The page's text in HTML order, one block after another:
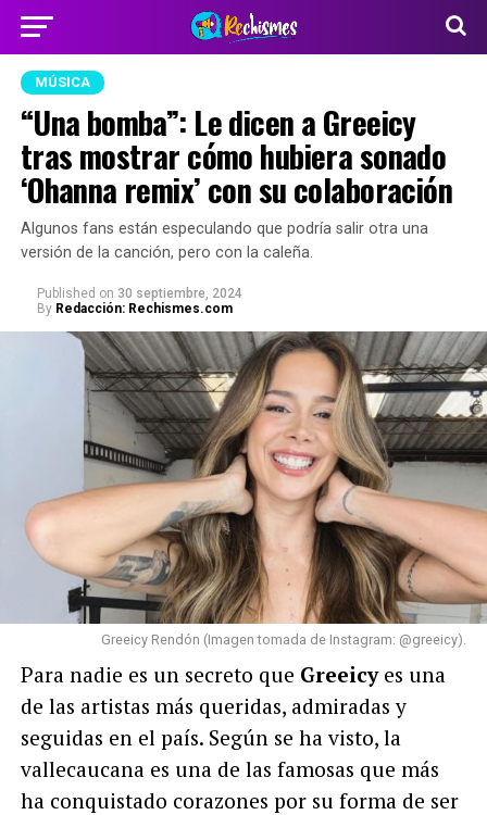
MÚSICA
“Una bomba”: Le dicen a Greeicy
tras mostrar cómo hubiera sonado
‘Ohanna remix’ con su colaboración
Algunos fans están especulando que podría salir otra una
versión de la canción, pero con la caleña.
Published on 30 septiembre, 2024
By Redacción: Rechismes.com
Greeicy Rendón (Imagen tomada de Instagram: @greeicy).
Para nadie es un secreto que Greeicyes una
de las artistas más queridas, admiradas y
seguidas en el país. Según se ha visto, la
vallecaucana es una de las famosas que más
ha conquistado corazones por su forma de ser